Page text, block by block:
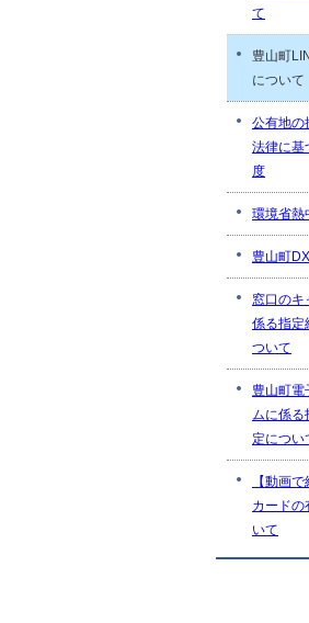
て
豊山町
について
公有地の
法律に基
度
環境省熱
豊山町
窓口のキ
係る指定
ついて
豊山町電
ムに係る
定につい
【動画
カードの
いて